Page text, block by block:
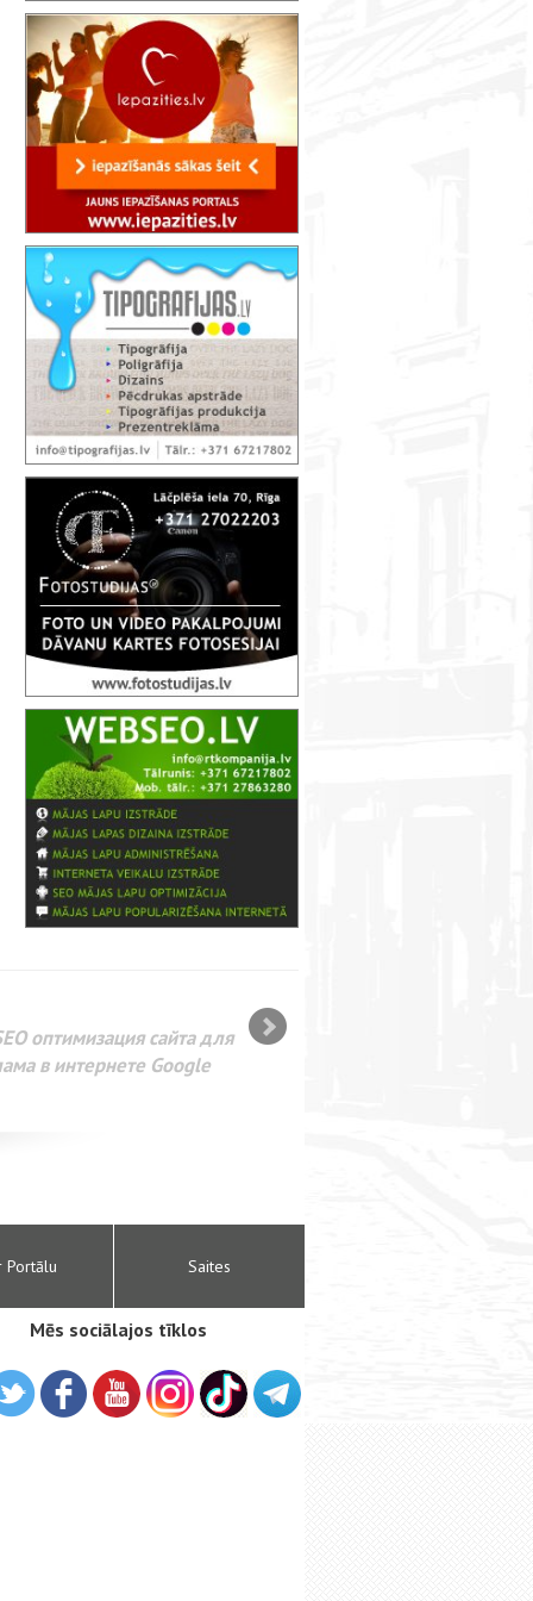
оптимизация сайта для
в интернете Google
Portālu Saites
Mēs sociālajos tīklos